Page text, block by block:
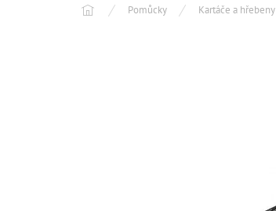
Domů Pomůcky Kartáče a hřebeny